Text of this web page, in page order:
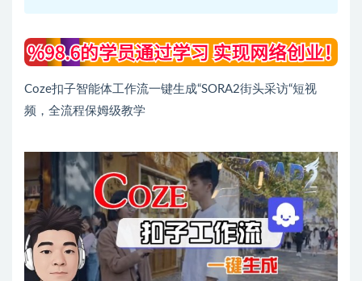
Coze扣子智能体工作流一键生成“SORA2街头采访“短视
频，全流程保姆级教学